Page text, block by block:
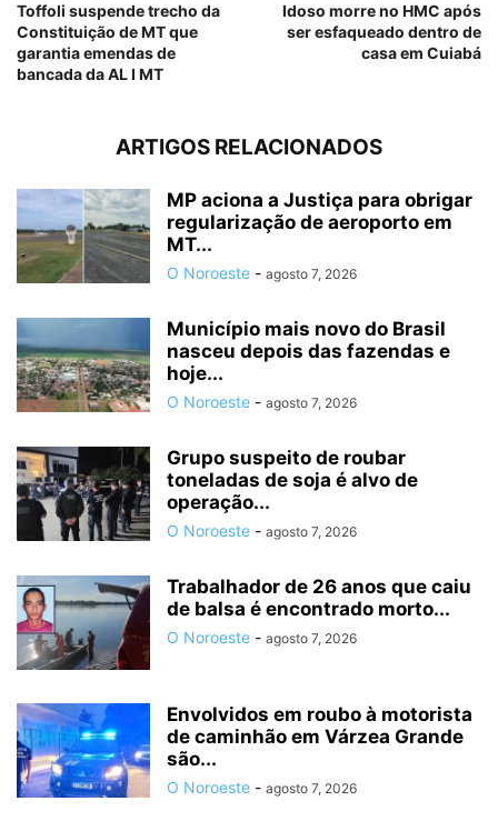
Toffoli suspende trecho da
Constituição de MT que
garantia emendas de
bancada da AL I MT
Idoso morre no HMC após
ser esfaqueado dentro de
casa em Cuiabá
ARTIGOS RELACIONADOS
MP aciona a Justiça para obrigar
regularização de aeroporto em
MT...
O Noroeste - agosto 7, 2026
Município mais novo do Brasil
nasceu depois das fazendas e
hoje...
O Noroeste - agosto 7, 2026
Grupo suspeito de roubar
toneladas de soja é alvo de
operação...
O Noroeste - agosto 7, 2026
Trabalhador de 26 anos que caiu
de balsa é encontrado morto...
O Noroeste - agosto 7, 2026
Envolvidos em roubo à motorista
de caminhão em Várzea Grande
são...
O Noroeste - agosto 7, 2026